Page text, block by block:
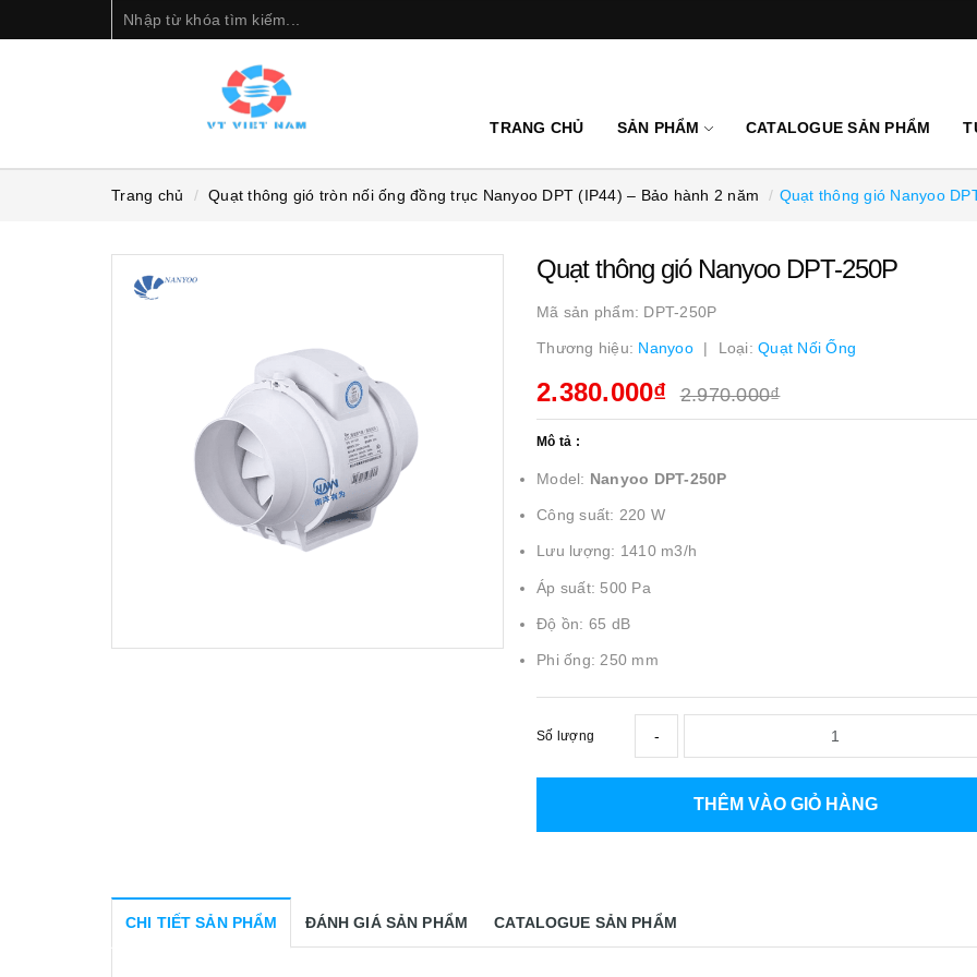
TRANG CHỦ SẢN PHẨM CATALOGUE SẢN PHẨM
Trang chủ Quạt thông gió tròn nối ống đồng trục Nanyoo DPT (IP44) – Bảo hành 2 năm Quạt thông gió Nanyoo
Quạt thông gió Nanyoo DPT-250P
Mã sản phẩm: DPT-250P
Thương hiệu: Nanyoo Loại: Quạt Nối Ống
2.380.000₫ 2.970.000₫
Mô tả :
Model: Nanyoo DPT-250P
Công suất: 220 W
Lưu lượng: 1410 m3/h
Áp suất: 500 Pa
Độ ồn: 65 dB
Phi ống: 250 mm
Số lượng -
THÊM VÀO GIỎ HÀNG
CHI TIẾT SẢN PHẨM ĐÁNH GIÁ SẢN PHẨM CATALOGUE SẢN PHẨM